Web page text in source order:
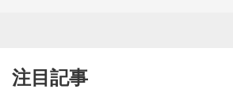
注目記事